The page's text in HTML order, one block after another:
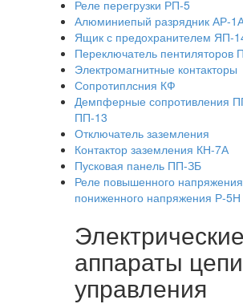
Реле перегрузки РП-5
Алюминиепый разрядник АР-
Ящик с предохранителем ЯП-
Переключатель
Электромагнитные контакторы
Сопротиплсния КФ
Демпферные сопротивления
ПП-13
Отключатель заземления
Контактор заземления КН-7А
Пусковая панель ПП-ЗБ
Реле повышенного
пониженного напряжения Р-5Н
Электрические
аппараты цепи
управления